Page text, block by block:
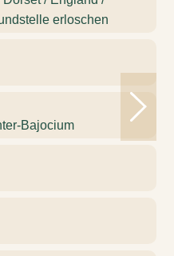
erloschen
Bajocium